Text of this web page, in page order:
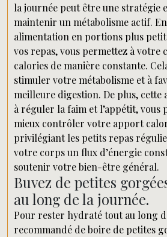
la journée peut être une stratégie
maintenir un métabolisme actif.
alimentation en portions plus
vos repas, vous permettez à votre
calories de manière constante.
stimuler votre métabolisme et à
meilleure digestion. De plus, cette
à réguler la faim et l’appétit, vous
mieux contrôler votre apport
privilégiant les petits repas
votre corps un flux d’énergie
soutenir votre bien-être général.
Buvez de petites
au long de la journée.
Pour rester hydraté tout au long
recommandé de boire de petites